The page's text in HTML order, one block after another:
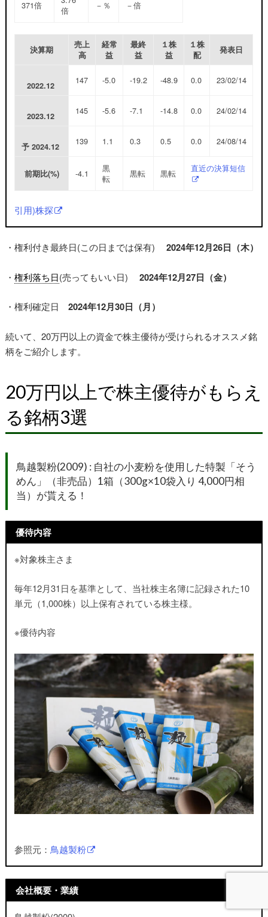
371倍
倍
－ ％ －倍
決算期
売上
高
経常
益
最終
益
１株
益
１株
配
発表日
2022.12 147 -5.0 -19.2 -48.9 0.0 23/02/14
2023.12 145 -5.6 -7.1 -14.8 0.0 24/02/14
予2024.12 139 1.1 0.3 0.5 0.0 24/08/14
前期比(%) -4.1
黒
転
黒転 黒転 直近の決算短信
引用)株探
・権利付き最終日(この日までは保有) 2024年12月26日（木）
・ 権利落ち日(売ってもいい日) 2024年12月27日（金）
・権利確定日 2024年12月30日（月）
続いて、20万円以上の資金で株主優待が受けられるオススメ銘
柄をご紹介します。
20万円以上で株主優待がもらえ
る銘柄3選
鳥越製粉(2009) : 自社の小麦粉を使用した特製「そう
めん」（非売品）1箱（300g×10袋入り 4,000円相
当） が貰える！
優待内容
※対象株主さま
毎年12月31日を基準として、当社株主名簿に記録された10
単元（1,000株）以上保有されている株主様。
※優待内容
参照元： 鳥越製粉
会社概要・業績